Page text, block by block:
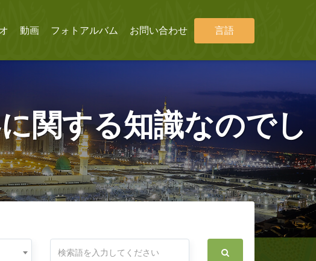
動画 フォトアルバム お問い合わせ 言語
関する知識なのでし